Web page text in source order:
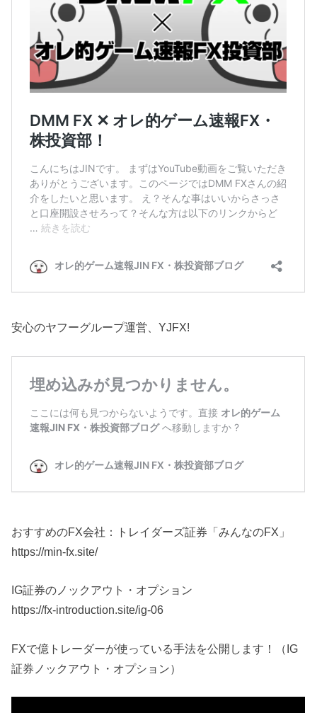
安心のヤフーグループ運営、YJFX!
おすすめのFX会社：トレイダーズ証券「みんなのFX」
https://min-fx.site/
IG証券のノックアウト・オプション
https://fx-introduction.site/ig-06
FXで億トレーダーが使っている手法を公開します！（IG
証券ノックアウト・オプション）